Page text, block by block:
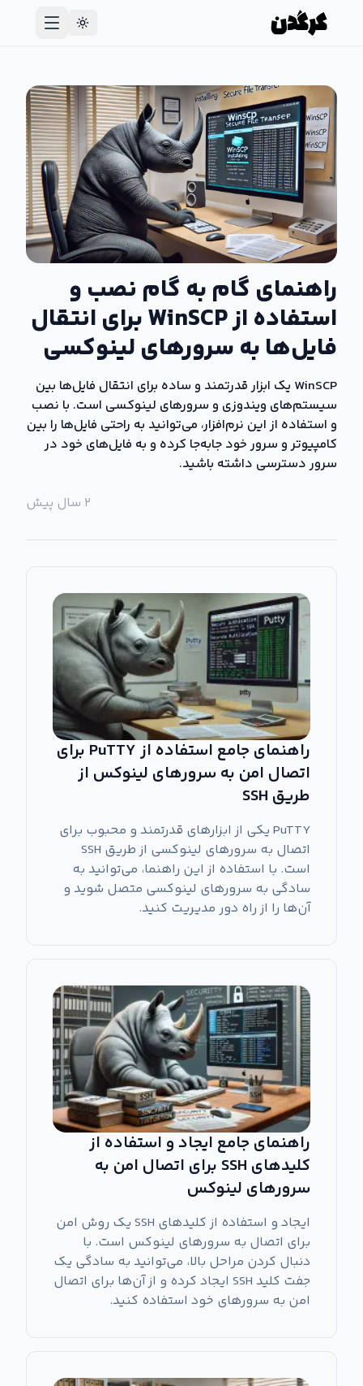
راهنمای گام به گام نصب و
استفاده از WinSCP برای انتقال
فایل‌ها به سرورهای لینوکسی
WinSCP یک ابزار قدرتمند و ساده برای انتقال فایل‌ها بین
سیستم‌های ویندوزی و سرورهای لینوکسی است. با نصب
و استفاده از این نرم‌افزار، می‌توانید به راحتی فایل‌ها را بین
کامپیوتر و سرور خود جابه‌جا کرده و به فایل‌های خود در
سرور دسترسی داشته باشید.
۲ سال پیش
راهنمای جامع استفاده از PuTTY برای
اتصال امن به سرورهای لینوکس از
طریق SSH
PuTTY یکی از ابزارهای قدرتمند و محبوب برای
اتصال به سرورهای لینوکسی از طریق SSH
است. با استفاده از این راهنما، می‌توانید به
سادگی به سرورهای لینوکسی متصل شوید و
آن‌ها را از راه دور مدیریت کنید.
راهنمای جامع ایجاد و استفاده از
کلیدهای SSH برای اتصال امن به
سرورهای لینوکس
ایجاد و استفاده از کلیدهای SSH یک روش امن
برای اتصال به سرورهای لینوکس است. با
دنبال کردن مراحل بالا، می‌توانید به سادگی یک
جفت کلید SSH ایجاد کرده و از آن‌ها برای اتصال
امن به سرورهای خود استفاده کنید.